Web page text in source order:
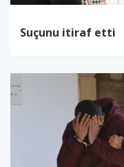
Suçunu itiraf etti